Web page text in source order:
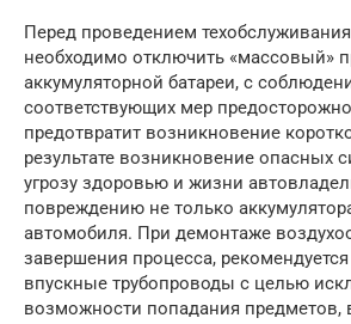
Перед проведением
необходимо отключить «массовый»
аккумуляторной батареи, с
соответствующих мер
предотвратит возникновение
результате возникновение опасных
угрозу здоровью и жизни
повреждению не только
автомобиля. При демонтаже
завершения процесса,
впускные трубопроводы с целью
возможности попадания